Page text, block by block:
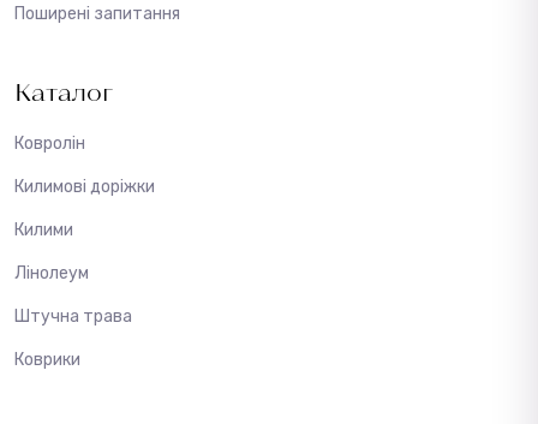
Поширені запитання
Каталог
Ковролін
Килимові доріжки
Килими
Лінолеум
Штучна трава
Коврики